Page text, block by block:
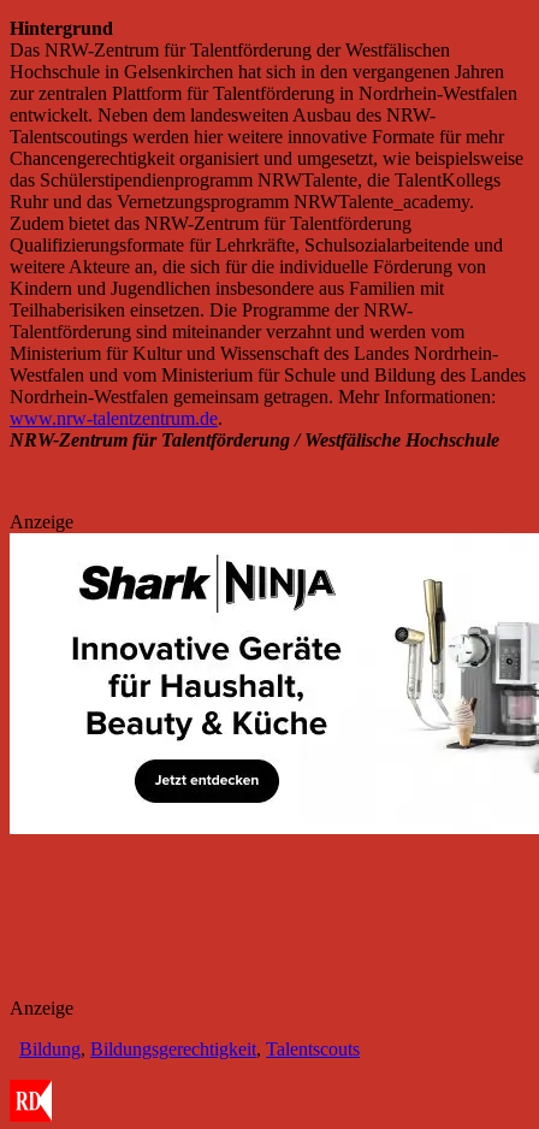
Hintergrund
Das NRW-Zentrum für Talentförderung der Westfälischen
Hochschule in Gelsenkirchen hat sich in den vergangenen Jahren
zur zentralen Plattform für Talentförderung in Nordrhein-Westfalen
entwickelt. Neben dem landesweiten Ausbau des NRW-
Talentscoutings werden hier weitere innovative Formate für mehr
Chancengerechtigkeit organisiert und umgesetzt, wie beispielsweise
das Schülerstipendienprogramm NRWTalente, die TalentKollegs
Ruhr und das Vernetzungsprogramm NRWTalente_academy.
Zudem bietet das NRW-Zentrum für Talentförderung
Qualifizierungsformate für Lehrkräfte, Schulsozialarbeitende und
weitere Akteure an, die sich für die individuelle Förderung von
Kindern und Jugendlichen insbesondere aus Familien mit
Teilhaberisiken einsetzen. Die Programme der NRW-
Talentförderung sind miteinander verzahnt und werden vom
Ministerium für Kultur und Wissenschaft des Landes Nordrhein-
Westfalen und vom Ministerium für Schule und Bildung des Landes
Nordrhein-Westfalen gemeinsam getragen. Mehr Informationen:
www.nrw-talentzentrum.de.
NRW-Zentrum für Talentförderung / Westfälische Hochschule
Anzeige
Anzeige
Bildung, Bildungsgerechtigkeit, Talentscouts